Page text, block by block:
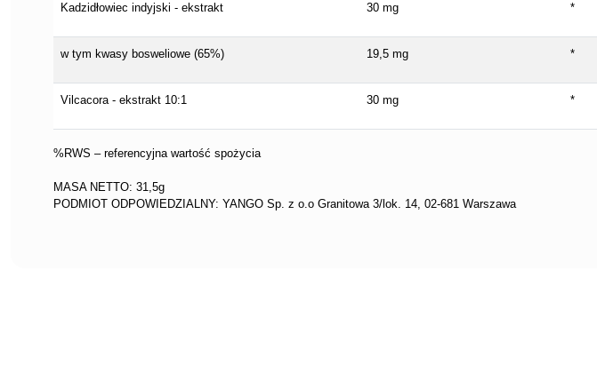
Kadzidłowiec indyjski - ekstrakt 30 mg *
w tym kwasy bosweliowe (65%) 19,5 mg *
Vilcacora - ekstrakt 10:1 30 mg *
%RWS – referencyjna wartość spożycia
MASA NETTO: 31,5g
PODMIOT ODPOWIEDZIALNY: YANGO Sp. z o.o Granitowa 3/lok. 14, 02-681 Warszawa